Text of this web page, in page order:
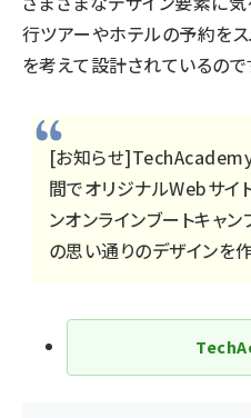
行ツアーやホテルの予約を
を考えて設計されているので
[お知らせ
間でオリジナルWebサイ
ンオンラインブートキャン
の思い通りのデザインを